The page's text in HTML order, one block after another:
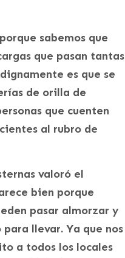
sabemos que
que pasan tantas
es que se
de orilla de
que cuenten
al rubro de
valoró el
bien porque
pasar almorzar y
llevar. Ya que nos
a todos los locales